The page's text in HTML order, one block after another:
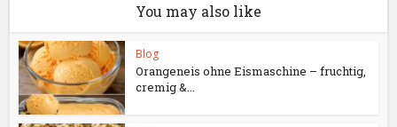
You may also like
Blog
Orangeneis ohne Eismaschine – fruchtig,
cremig &...